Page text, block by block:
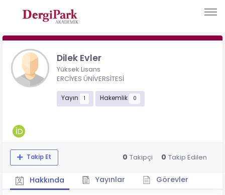
Dilek Evler
Yüksek Lisans
ERCİYES ÜNİVERSİTESİ
Yayın 1 Hakemlik 0
Takip Et 0 Takipçi 0 Takip Edilen
Hakkında Yayınlar Görevler